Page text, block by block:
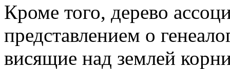
Кроме того, дерево
представлением о
висящие над землей